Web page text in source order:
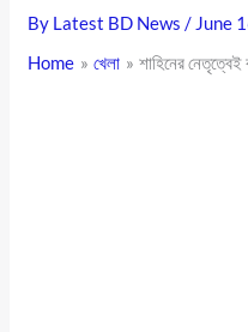
By Latest BD News / June
Home
খেলা শাহিনের